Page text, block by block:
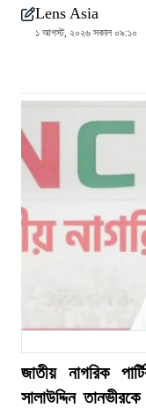
Lens Asia
১ আগস্ট, ২০২৬ সকাল ০৯:১০
জাতীয় নাগরিক
সালাউদ্দিন